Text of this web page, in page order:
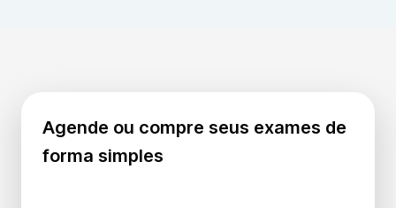
Agende ou compre seus exames de
forma simples